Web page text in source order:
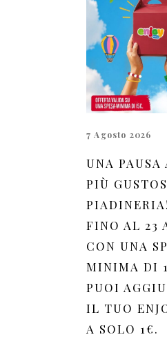
7 Agosto 2026
UNA PAUSA
PIÙ
FINO AL 23
CON UNA
MINIMA DI
PUOI
IL TUO
A SOLO 1€.